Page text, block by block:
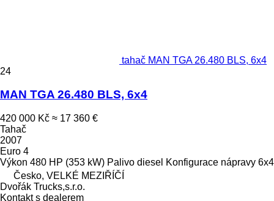
tahač MAN TGA 26.480 BLS, 6x4
24
MAN TGA 26.480 BLS, 6x4
420 000 Kč ≈ 17 360 €
Tahač
2007
Euro 4
Výkon 480 HP (353 kW) Palivo diesel Konfigurace nápravy 6x4
Česko, VELKÉ MEZIŘÍČÍ
Dvořák Trucks,s.r.o.
Kontakt s dealerem